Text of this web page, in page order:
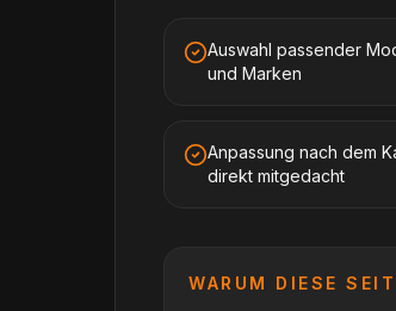
Auswahl passender
und Marken
Anpassung nach dem
direkt mitgedacht
WARUM DIESE